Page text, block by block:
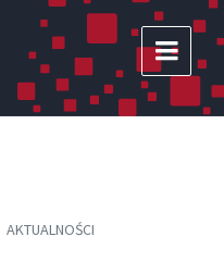
AKTUALNOŚCI